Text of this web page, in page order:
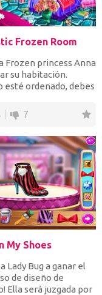
Frozen Room
Frozen princess Anna
su habitación.
esté ordenado, debes
7
My Shoes
a Lady Bug a ganar el
de diseño de
Ella será juzgada por